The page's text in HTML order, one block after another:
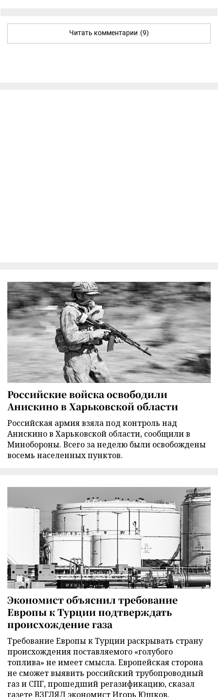
Читать комментарии (9)
Российские войска освободили
Анискино в Харьковской области
Российская армия взяла под контроль над
Анискино в Харьковской области, сообщили в
Минобороны. Всего за неделю были освобождены
восемь населенных пунктов.
Экономист объяснил требование
Европы к Турции подтверждать
происхождение газа
Требование Европы к Турции раскрывать страну
происхождения поставляемого «голубого
топлива» не имеет смысла. Европейская сторона
не сможет выявить российский трубопроводный
газ и СПГ, прошедший регазификацию, сказал
газете ВЗГЛЯД экономист Игорь Юшков.